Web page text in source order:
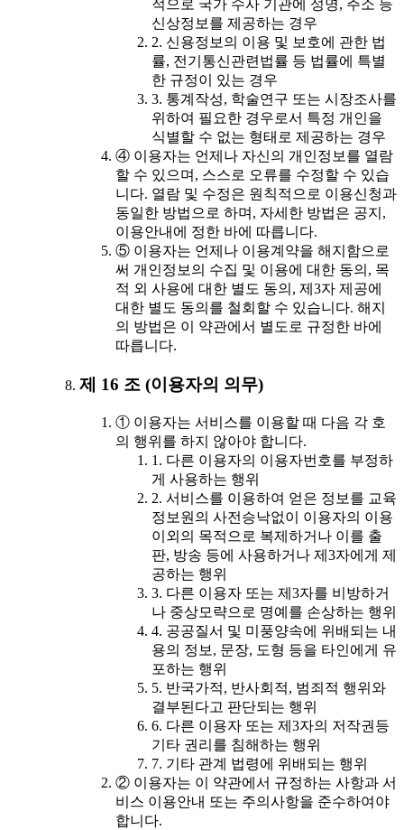
적으로 국가 수사 기관에 성명, 주소 등
신상정보를 제공하는 경우
2. 신용정보의 이용 및 보호에 관한 법
률, 전기통신관련법률 등 법률에 특별
한 규정이 있는 경우
3. 통계작성, 학술연구 또는 시장조사를
위하여 필요한 경우로서 특정 개인을
식별할 수 없는 형태로 제공하는 경우
④ 이용자는 언제나 자신의 개인정보를 열람
할 수 있으며, 스스로 오류를 수정할 수 있습
니다. 열람 및 수정은 원칙적으로 이용신청과
동일한 방법으로 하며, 자세한 방법은 공지,
이용안내에 정한 바에 따릅니다.
⑤ 이용자는 언제나 이용계약을 해지함으로
써 개인정보의 수집 및 이용에 대한 동의, 목
적 외 사용에 대한 별도 동의, 제3자 제공에
대한 별도 동의를 철회할 수 있습니다. 해지
의 방법은 이 약관에서 별도로 규정한 바에
따릅니다.
제 16 조 (이용자의 의무)
① 이용자는 서비스를 이용할 때 다음 각 호
의 행위를 하지 않아야 합니다.
1. 다른 이용자의 이용자번호를 부정하
게 사용하는 행위
2. 서비스를 이용하여 얻은 정보를 교육
정보원의 사전승낙없이 이용자의 이용
이외의 목적으로 복제하거나 이를 출
판, 방송 등에 사용하거나 제3자에게 제
공하는 행위
3. 다른 이용자 또는 제3자를 비방하거
나 중상모략으로 명예를 손상하는 행위
4. 공공질서 및 미풍양속에 위배되는 내
용의 정보, 문장, 도형 등을 타인에게 유
포하는 행위
5. 반국가적, 반사회적, 범죄적 행위와
결부된다고 판단되는 행위
6. 다른 이용자 또는 제3자의 저작권등
기타 권리를 침해하는 행위
7. 기타 관계 법령에 위배되는 행위
② 이용자는 이 약관에서 규정하는 사항과 서
비스 이용안내 또는 주의사항을 준수하여야
합니다.